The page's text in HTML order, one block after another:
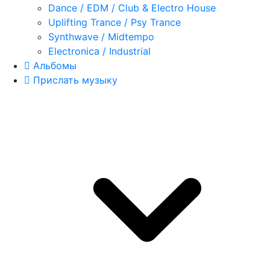
Dance / EDM / Club & Electro House
Uplifting Trance / Psy Trance
Synthwave / Midtempo
Electronica / Industrial
Альбомы
Прислать музыку